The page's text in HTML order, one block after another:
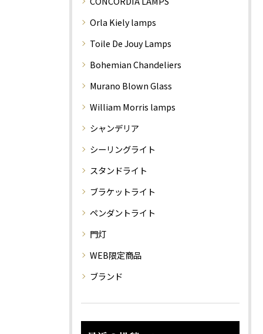
Orla Kiely lamps
Toile De Jouy Lamps
Bohemian Chandeliers
Murano Blown Glass
William Morris lamps
シャンデリア
シーリングライト
スタンドライト
ブラケットライト
ペンダントライト
門灯
WEB限定商品
ブランド